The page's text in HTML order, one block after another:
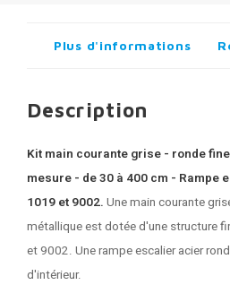
Plus d'informations
Description
Kit main courante grise - ronde
mesure - de 30 à 400 cm -
1019 et 9002. Une main courante
métallique est dotée d'une structure
et 9002. Une rampe escalier acier
d'intérieur.